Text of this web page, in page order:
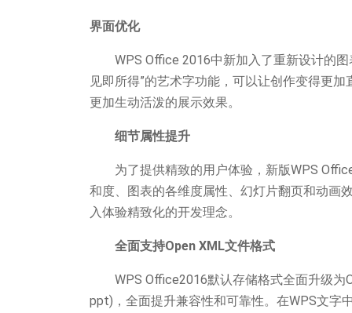
界面优化
WPS Office 2016中新加入了重新设计的图
见即所得”的艺术字功能，可以让创作变得更
更加生动活泼的展示效果。
细节属性提升
为了提供精致的用户体验，新版WPS
和度、图表的各维度属性、幻灯片翻页和动画
入体验精致化的开发理念。
全面支持Open XML文件格式
WPS Office2016默认存储格式全面升级为
ppt)，全面提升兼容性和可靠性。在WPS文字